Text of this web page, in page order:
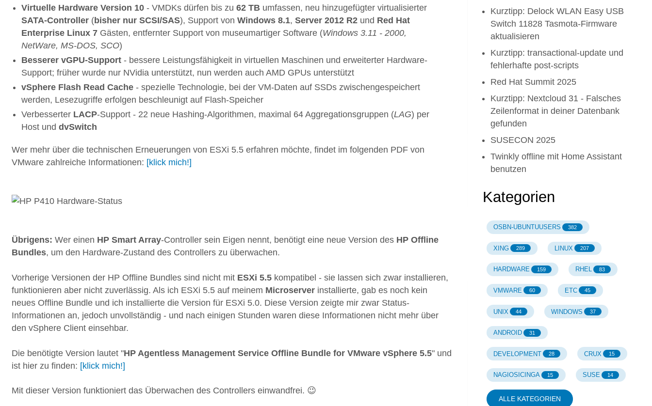
Virtuelle Hardware Version 10 - VMDKs dürfen bis zu 62 TB umfassen, neu hinzugefügter virtualisierter
SATA-Controller (bisher nur SCSI/SAS), Support von Windows 8.1, Server 2012 R2 und Red Hat
Enterprise Linux 7 Gästen, entfernter Support von museumartiger Software (Windows 3.11 - 2000,
NetWare, MS-DOS, SCO)
Besserer vGPU-Support - bessere Leistungsfähigkeit in virtuellen Maschinen und erweiterter Hardware-
Support; früher wurde nur NVidia unterstützt, nun werden auch AMD GPUs unterstützt
vSphere Flash Read Cache - spezielle Technologie, bei der VM-Daten auf SSDs zwischengespeichert
werden, Lesezugriffe erfolgen beschleunigt auf Flash-Speicher
Verbesserter LACP-Support - 22 neue Hashing-Algorithmen, maximal 64 Aggregationsgruppen (LAG) per
Host und dvSwitch
Wer mehr über die technischen Erneuerungen von ESXi 5.5 erfahren möchte, findet im folgenden PDF von
VMware zahlreiche Informationen: [klick mich!]
Übrigens: Wer einen HP Smart Array-Controller sein Eigen nennt, benötigt eine neue Version des HP Offline
Bundles, um den Hardware-Zustand des Controllers zu überwachen.
Vorherige Versionen der HP Offline Bundles sind nicht mit ESXi 5.5 kompatibel - sie lassen sich zwar installieren,
funktionieren aber nicht zuverlässig. Als ich ESXi 5.5 auf meinem Microserver installierte, gab es noch kein
neues Offline Bundle und ich installierte die Version für ESXi 5.0. Diese Version zeigte mir zwar Status-
Informationen an, jedoch unvollständig - und nach einigen Stunden waren diese Informationen nicht mehr über
den vSphere Client einsehbar.
Die benötigte Version lautet "HP Agentless Management Service Offline Bundle for VMware vSphere 5.5" und
ist hier zu finden: [klick mich!]
Mit dieser Version funktioniert das Überwachen des Controllers einwandfrei. 😉
Kurztipp: Delock WLAN Easy USB
Switch 11828 Tasmota-Firmware
aktualisieren
Kurztipp: transactional-update und
fehlerhafte post-scripts
Red Hat Summit 2025
Kurztipp: Nextcloud 31 - Falsches
Zeilenformat in deiner Datenbank
gefunden
SUSECON 2025
Twinkly offline mit Home Assistant
benutzen
Kategorien
OSBN-UBUNTUUSERS 382
XING 289 LINUX 207
HARDWARE 159 RHEL 83
VMWARE 60 ETC 45
UNIX 44 WINDOWS 37
ANDROID 31
DEVELOPMENT 28 CRUX 15
NAGIOSICINGA 15 SUSE 14
ALLE KATEGORIEN